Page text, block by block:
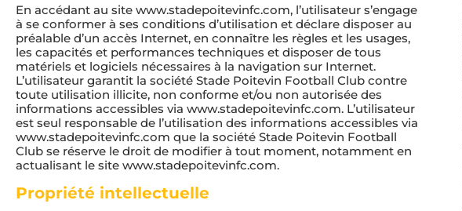
En accédant au site www.stadepoitevinfc.com, l’utilisateur s’engage
à se conformer à ses conditions d’utilisation et déclare disposer au
préalable d’un accès Internet, en connaître les règles et les usages,
les capacités et performances techniques et disposer de tous
matériels et logiciels nécessaires à la navigation sur Internet.
L’utilisateur garantit la société Stade Poitevin Football Club contre
toute utilisation illicite, non conforme et/ou non autorisée des
informations accessibles via www.stadepoitevinfc.com. L’utilisateur
est seul responsable de l’utilisation des informations accessibles via
www.stadepoitevinfc.com que la société Stade Poitevin Football
Club se réserve le droit de modifier à tout moment, notamment en
actualisant le site www.stadepoitevinfc.com.
Propriété intellectuelle